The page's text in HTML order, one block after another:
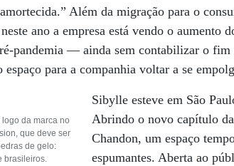
Além da migração para o
ano a empresa está vendo o
pandemia — ainda sem contabilizar o fim
espaço para a companhia voltar a se
logo da marca no
que deve ser
de gelo:
brasileiros.
Sibylle esteve em São
Abrindo o novo capítulo
Chandon, um espaço
espumantes. Aberta ao